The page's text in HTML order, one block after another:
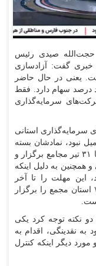
صیدی رئیس
خبری گفت: آزادسازی
یعنی در حال حاضر
سهام دارد. فقط
سرمایه‌گذاری
سرمایه‌گذاری استانی
نبود، نمادشان بسته
شد. در شورای عالی بورس تصویب کردیم تا ۳۱ تیر مجامع برگزار و
همچنین به دلیل اینکه
این مهلت را تا آخر
شهریور تمدید کردیم؛ از ۲۸ استان بالغ بر ۷ استان مجمع را برگزار
دو نکته توجه کرد یکی
به نقدینگی، اقدام به
دیگر اینکه کنترل